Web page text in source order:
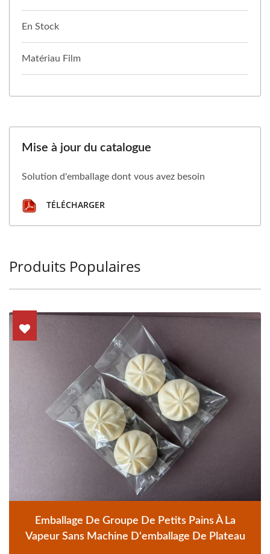
En Stock
Matériau Film
Mise à jour du catalogue
Solution d'emballage dont vous avez besoin
TÉLÉCHARGER
Produits Populaires
Emballage De Groupe De Petits Pains À La
Vapeur Sans Machine D'emballage De Plateau